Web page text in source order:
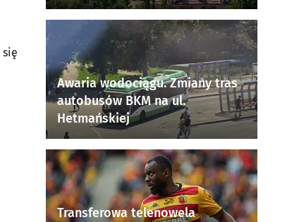
Awaria wodociągu. Zmiany tras
autobusów BKM na ul.
Hetmańskiej
Transferowa telenowela